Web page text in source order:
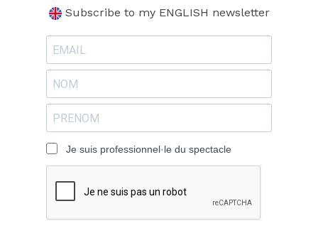
Subscribe to my ENGLISH newsletter
Je suis professionnel·le du spectacle